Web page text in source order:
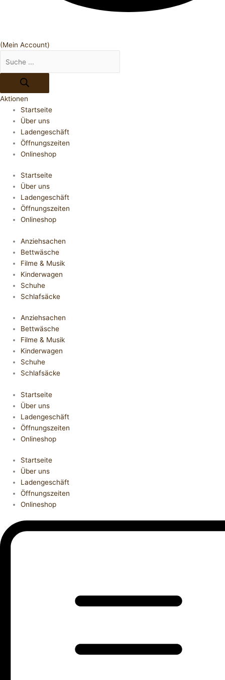
(Mein Account)
Aktionen
Startseite
Über uns
Ladengeschäft
Öffnungszeiten
Onlineshop
Startseite
Über uns
Ladengeschäft
Öffnungszeiten
Onlineshop
Anziehsachen
Bettwäsche
Filme & Musik
Kinderwagen
Schuhe
Schlafsäcke
Anziehsachen
Bettwäsche
Filme & Musik
Kinderwagen
Schuhe
Schlafsäcke
Startseite
Über uns
Ladengeschäft
Öffnungszeiten
Onlineshop
Startseite
Über uns
Ladengeschäft
Öffnungszeiten
Onlineshop